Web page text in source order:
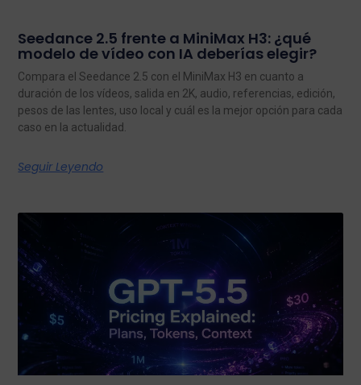
Seedance 2.5 frente a MiniMax H3: ¿qué
modelo de vídeo con IA deberías elegir?
Compara el Seedance 2.5 con el MiniMax H3 en cuanto a
duración de los vídeos, salida en 2K, audio, referencias, edición,
pesos de las lentes, uso local y cuál es la mejor opción para cada
caso en la actualidad.
Seguir Leyendo